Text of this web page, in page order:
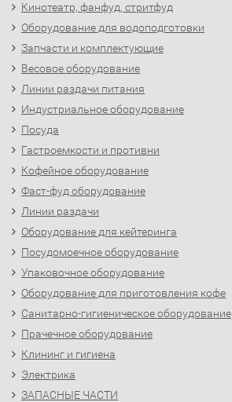
Кинотеатр, фанфуд, стритфуд
Оборудование для водоподготовки
Запчасти и комплектующие
Весовое оборудование
Линии раздачи питания
Индустриальное оборудование
Посуда
Гастроемкости и противни
Кофейное оборудование
Фаст-фуд оборудование
Линии раздачи
Оборудование для кейтеринга
Посудомоечное оборудование
Упаковочное оборудование
Оборудование для приготовления кофе
Санитарно-гигиеническое оборудование
Прачечное оборудование
Клининг и гигиена
Электрика
ЗАПАСНЫЕ ЧАСТИ